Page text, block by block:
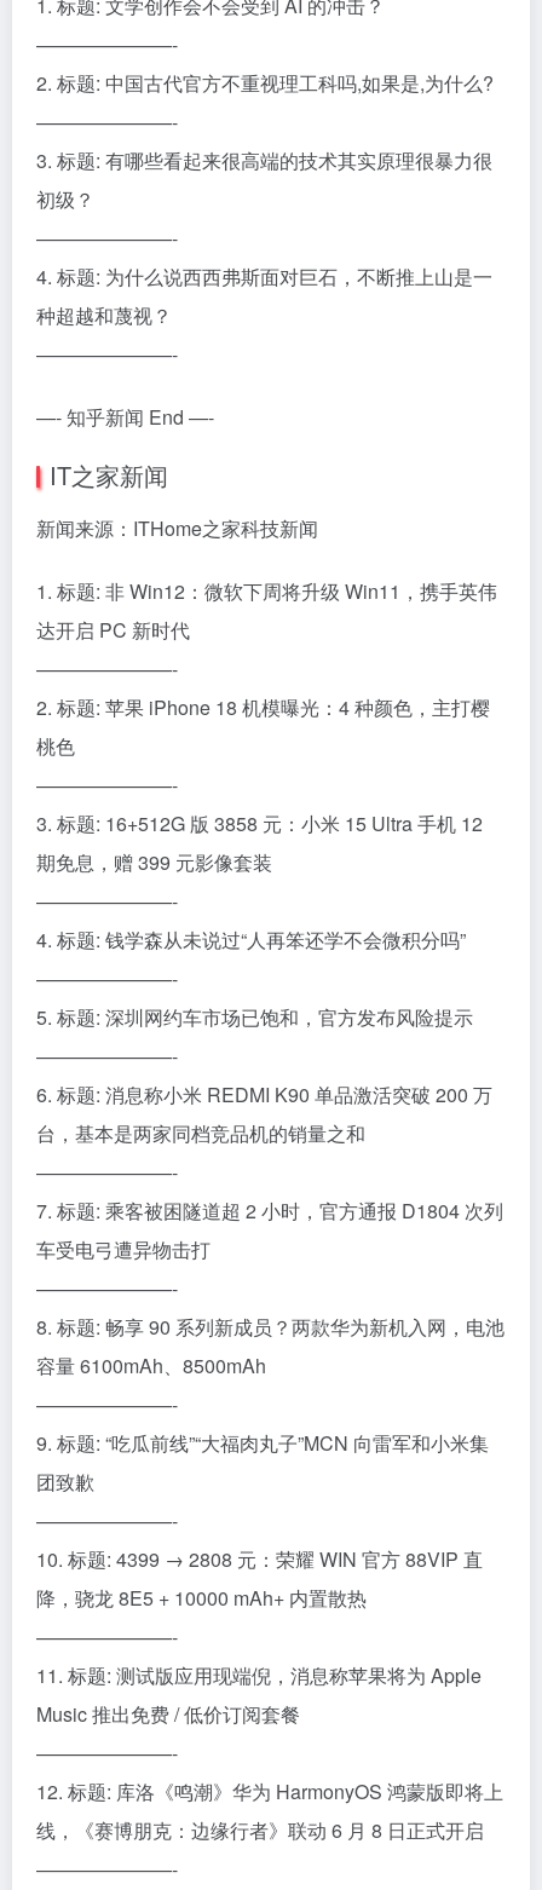
1. 标题: 文学创作会不会受到 AI 的冲击？
———————-
2. 标题: 中国古代官方不重视理工科吗,如果是,为什么?
———————-
3. 标题: 有哪些看起来很高端的技术其实原理很暴力很
初级？
———————-
4. 标题: 为什么说西西弗斯面对巨石，不断推上山是一
种超越和蔑视？
———————-
—- 知乎新闻 End —-
IT之家新闻
新闻来源：ITHome之家科技新闻
1. 标题: 非 Win12：微软下周将升级 Win11，携手英伟
达开启 PC 新时代
———————-
2. 标题: 苹果 iPhone 18 机模曝光：4 种颜色，主打樱
桃色
———————-
3. 标题: 16+512G 版 3858 元：小米 15 Ultra 手机 12
期免息，赠 399 元影像套装
———————-
4. 标题: 钱学森从未说过“人再笨还学不会微积分吗”
———————-
5. 标题: 深圳网约车市场已饱和，官方发布风险提示
———————-
6. 标题: 消息称小米 REDMI K90 单品激活突破 200 万
台，基本是两家同档竞品机的销量之和
———————-
7. 标题: 乘客被困隧道超 2 小时，官方通报 D1804 次列
车受电弓遭异物击打
———————-
8. 标题: 畅享 90 系列新成员？两款华为新机入网，电池
容量 6100mAh、8500mAh
———————-
9. 标题: “吃瓜前线”“大福肉丸子”MCN 向雷军和小米集
团致歉
———————-
10. 标题: 4399 → 2808 元：荣耀 WIN 官方 88VIP 直
降，骁龙 8E5 + 10000 mAh+ 内置散热
———————-
11. 标题: 测试版应用现端倪，消息称苹果将为 Apple
Music 推出免费 / 低价订阅套餐
———————-
12. 标题: 库洛《鸣潮》华为 HarmonyOS 鸿蒙版即将上
线，《赛博朋克：边缘行者》联动 6 月 8 日正式开启
———————-